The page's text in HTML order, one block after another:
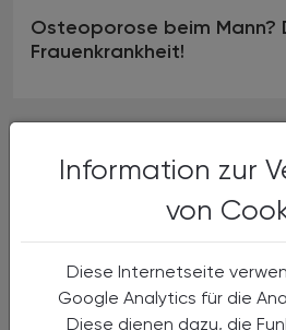
Information zur
von
Diese Internetseite
Google Analytics für die
Diese dienen dazu, die
Osteoporose beim Mann?
Frauenkrankheit!